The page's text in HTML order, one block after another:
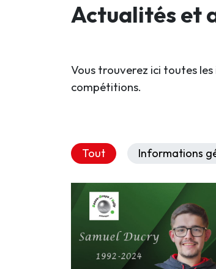
Actualités et
Vous trouverez ici toutes
compétitions.
Tout Informations